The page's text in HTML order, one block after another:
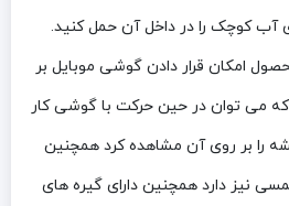
کوچک را در داخل آن حمل کنید.
امکان قرار دادن گوشی موبایل بر
می توان در حین حرکت با گوشی کار
را بر روی آن مشاهده کرد همچنین
نیز دارد همچنین دارای گیره های